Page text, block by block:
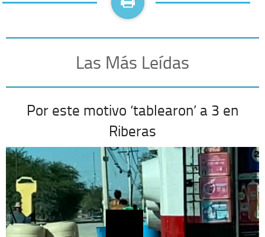
Las Más Leídas
Por este motivo ‘tablearon’ a 3 en
Riberas